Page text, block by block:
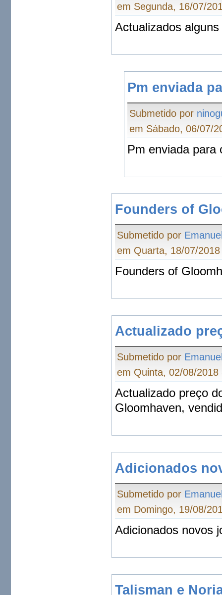
em Segunda, 16/07/
Actualizados
Pm enviada
Submetido por
em Sábado, 06/07/
Pm enviada para
Founders of
Submetido por
em Quarta, 18/07/
Founders of
Actualizado
Submetido por
em Quinta, 02/08/2018
Actualizado preço
Gloomhaven,
Adicionados
Submetido por
em Domingo, 19/08/
Adicionados novos
Talisman e